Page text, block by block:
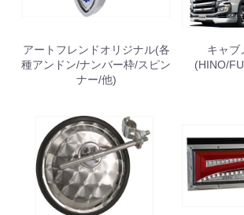
カート
アートフレンドオリジナル(各
種アンドン/ナンバー枠/スピン
ナー/他)
キャブ
(HINO/